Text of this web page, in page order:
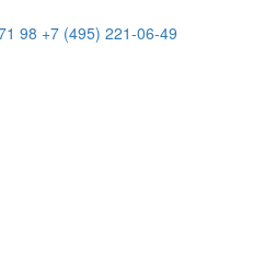
98 +7 (495) 221-06-49